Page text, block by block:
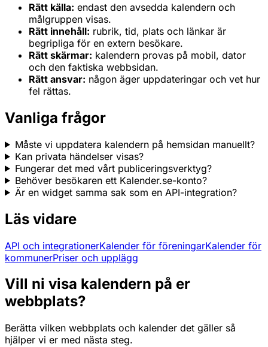
Rätt källa: endast den avsedda kalendern och
målgruppen visas.
Rätt innehåll: rubrik, tid, plats och länkar är
begripliga för en extern besökare.
Rätt skärmar: kalendern provas på mobil, dator
och den faktiska webbsidan.
Rätt ansvar: någon äger uppdateringar och vet hur
fel rättas.
Vanliga frågor
Måste vi uppdatera kalendern på hemsidan manuellt?
Kan privata händelser visas?
Fungerar det med vårt publiceringsverktyg?
Behöver besökaren ett Kalender.se-konto?
Är en widget samma sak som en API-integration?
Läs vidare
API och integrationerKalender för föreningarKalender för
kommunerPriser och upplägg
Vill ni visa kalendern på er
webbplats?
Berätta vilken webbplats och kalender det gäller så
hjälper vi er med nästa steg.